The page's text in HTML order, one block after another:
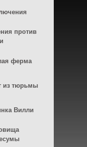
против
ферма
из тюрьмы
Вилли